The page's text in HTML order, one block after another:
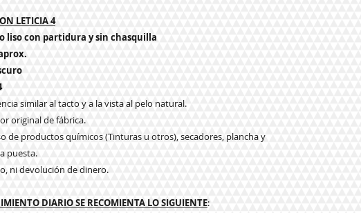
LETICIA 4
liso con partidura y sin chasquilla
similar al tacto y a la vista al pelo natural.
original de fábrica.
de productos químicos (Tinturas u otros), secadores, plancha y
puesta.
ni devolución de dinero.
DIARIO SE RECOMIENTA LO SIGUIENTE: